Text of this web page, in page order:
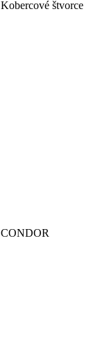
Kobercové štvorce
CONDOR